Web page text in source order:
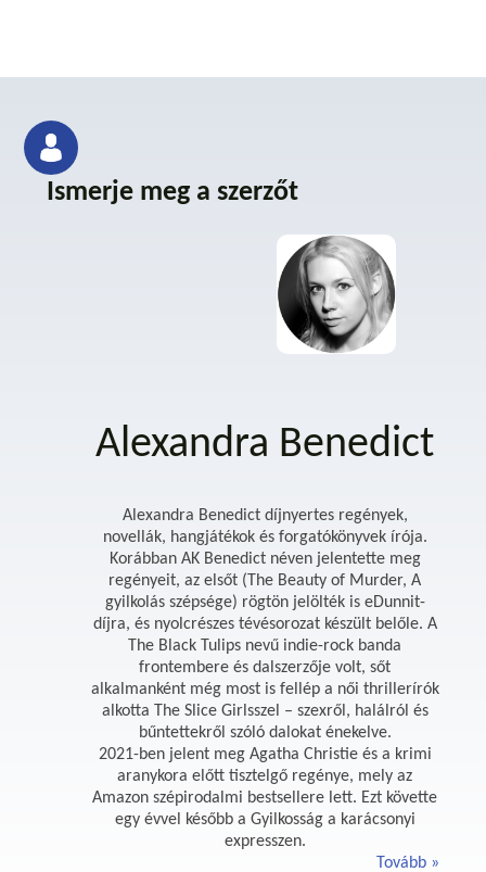
Ismerje meg a szerzőt
Alexandra Benedict
Alexandra Benedict díjnyertes regények,
novellák, hangjátékok és forgatókönyvek írója.
Korábban AK Benedict néven jelentette meg
regényeit, az elsőt (The Beauty of Murder, A
gyilkolás szépsége) rögtön jelölték is eDunnit-
díjra, és nyolcrészes tévésorozat készült belőle. A
The Black Tulips nevű indie-rock banda
frontembere és dalszerzője volt, sőt
alkalmanként még most is fellép a női thrillerírók
alkotta The Slice Girlsszel – szexről, halálról és
bűntettekről szóló dalokat énekelve.
2021-ben jelent meg Agatha Christie és a krimi
aranykora előtt tisztelgő regénye, mely az
Amazon szépirodalmi bestsellere lett. Ezt követte
egy évvel később a Gyilkosság a karácsonyi
expresszen.
Tovább